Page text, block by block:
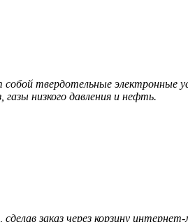
твердотельные электронные
низкого давления и нефть.
, сделав заказ через корзину